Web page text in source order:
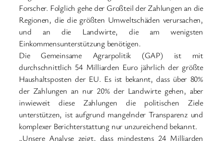
Forscher. Folglich gehe der Großteil der Zahlungen an die
Regionen, die die größten Umweltschäden verursachen,
und an die Landwirte, die am wenigsten
Einkommensunterstützung benötigen.
Die Gemeinsame Agrarpolitik (GAP) ist mit
durchschnittlich 54 Milliarden Euro jährlich der größte
Haushaltsposten der EU. Es ist bekannt, dass über 80%
der Zahlungen an nur 20% der Landwirte gehen, aber
inwieweit diese Zahlungen die politischen Ziele
unterstützen, ist aufgrund mangelnder Transparenz und
komplexer Berichterstattung nur unzureichend bekannt.
„Unsere Analyse zeigt, dass mindestens 24 Milliarden